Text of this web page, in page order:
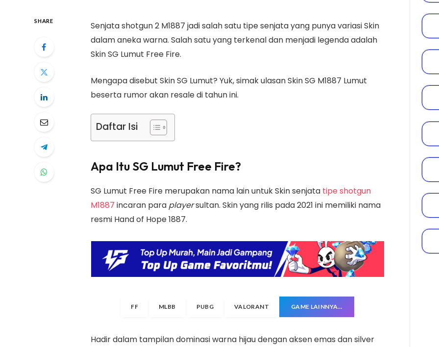
SHARE
Senjata shotgun 2 M1887 jadi salah satu tipe senjata yang punya variasi Skin
dalam aneka warna. Salah satu yang terkenal dan menjadi legenda adalah
Skin SG Lumut Free Fire.
Mengapa disebut Skin SG Lumut? Yuk, simak ulasan Skin SG M1887 Lumut
beserta rumor akan resale di tahun ini.
Daftar Isi
Apa Itu SG Lumut Free Fire?
SG Lumut Free Fire merupakan nama lain untuk Skin senjata tipe shotgun
M1887 incaran para playersultan. Skin yang rilis pada 2021 ini memiliki nama
resmi Hand of Hope 1887.
FF MLBB PUBG VALORANT GAME LAINNYA…
Hadir dalam tampilan dominasi warna hijau dengan aksen emas dan silver